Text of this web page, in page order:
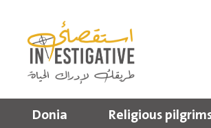
Donia Religious